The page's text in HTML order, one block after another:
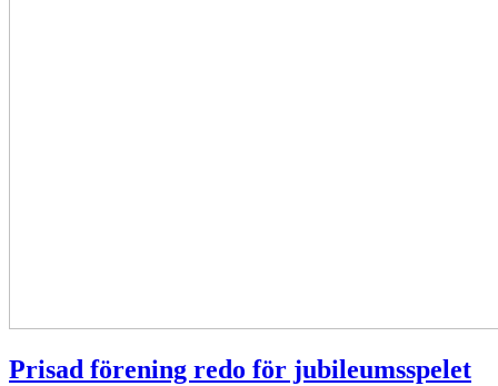
Prisad förening redo för jubileumsspelet